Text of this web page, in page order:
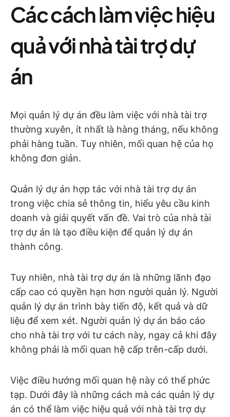
Các cách làm việc hiệu
quả với nhà tài trợ dự
án
Mọi quản lý dự án đều làm việc với nhà tài trợ
thường xuyên, ít nhất là hàng tháng, nếu không
phải hàng tuần. Tuy nhiên, mối quan hệ của họ
không đơn giản.
Quản lý dự án hợp tác với nhà tài trợ dự án
trong việc chia sẻ thông tin, hiểu yêu cầu kinh
doanh và giải quyết vấn đề. Vai trò của nhà tài
trợ dự án là tạo điều kiện để quản lý dự án
thành công.
Tuy nhiên, nhà tài trợ dự án là những lãnh đạo
cấp cao có quyền hạn hơn người quản lý. Người
quản lý dự án trình bày tiến độ, kết quả và dữ
liệu để xem xét. Người quản lý dự án báo cáo
cho nhà tài trợ với tư cách này, ngay cả khi đây
không phải là mối quan hệ cấp trên-cấp dưới.
Việc điều hướng mối quan hệ này có thể phức
tạp. Dưới đây là những cách mà các quản lý dự
án có thể làm việc hiệu quả với nhà tài trợ dự